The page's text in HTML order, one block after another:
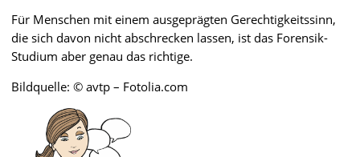
Für Menschen mit einem ausgeprägten Gerechtigkeitssinn,
die sich davon nicht abschrecken lassen, ist das Forensik-
Studium aber genau das richtige.
Bildquelle: © avtp – Fotolia.com